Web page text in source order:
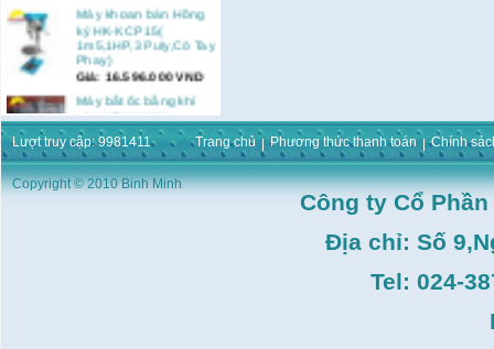
Máy khoan bàn Hồng
ký HK-KCP15(
1m5,1HP,3 Puly,Có Tay
Phay)
Giá:16.596.000VND
Máy bắt ốc bằng khí
nén URYU UW-
9SK(M10)
Giá:0VND
Máy duỗi sắt Hồng ký
HK–DSM114( 1HP,Ø8 -
Lượt truy cập: 9981411 Trang chủ Phương thức thanh toán Chính
Copyright © 2010 Binh Minh
Công ty Cổ
Địa chỉ: Số
Tel: 024-